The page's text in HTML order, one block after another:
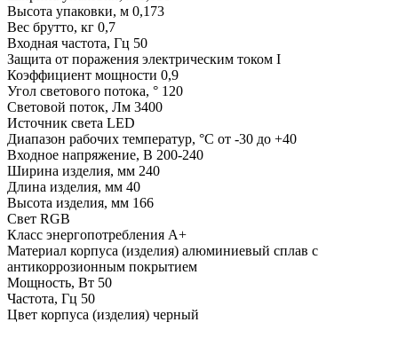
Высота упаковки, м 0,173
Вес брутто, кг 0,7
Входная частота, Гц 50
Защита от поражения электрическим током I
Коэффициент мощности 0,9
Угол светового потока, ° 120
Световой поток, Лм 3400
Источник света LED
Диапазон рабочих температур, °С от -30 до +40
Входное напряжение, В 200-240
Ширина изделия, мм 240
Длина изделия, мм 40
Высота изделия, мм 166
Свет RGB
Класс энергопотребления A+
Материал корпуса (изделия) алюминиевый сплав с
антикоррозионным покрытием
Мощность, Вт 50
Частота, Гц 50
Цвет корпуса (изделия) черный